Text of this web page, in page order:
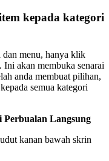
kepada kategori
menu, hanya klik
akan membuka senarai
anda membuat pilihan,
semua kategori
Langsung
kanan bawah skrin